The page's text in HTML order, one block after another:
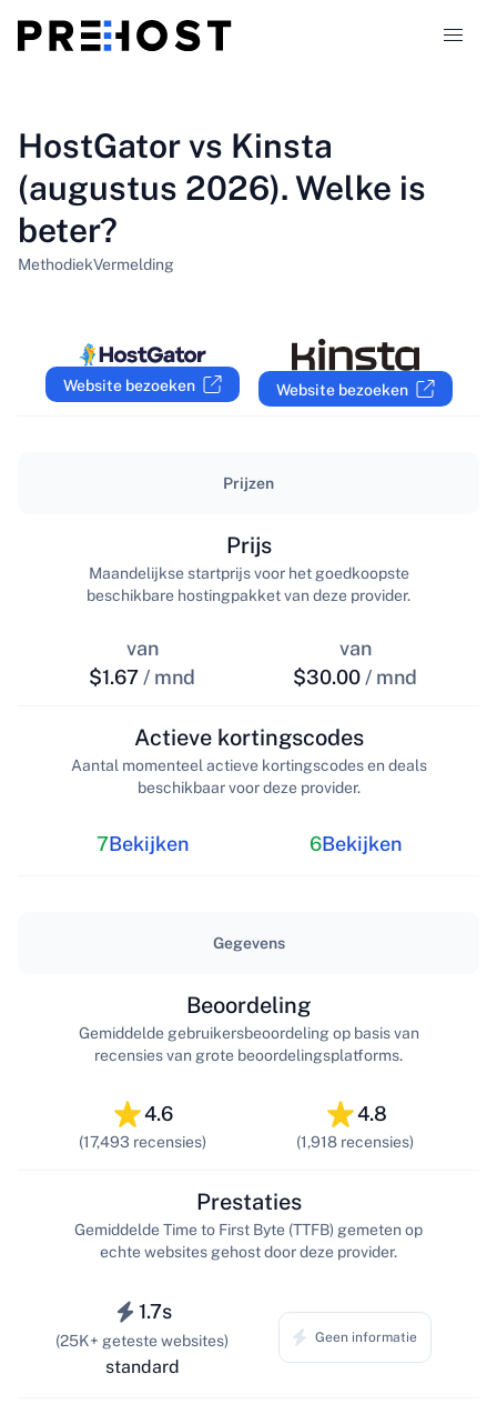
Vergelijkingen
NL
HostGator vs Kinsta
(augustus 2026). Welke is
beter?
MethodiekVermelding
Website bezoeken Website bezoeken
Prijzen
van
$1.67 / mnd
Prijs
Maandelijkse startprijs voor het goedkoopste
beschikbare hostingpakket van deze provider.
van
$30.00 / mnd
7Bekijken
Actieve kortingscodes
Aantal momenteel actieve kortingscodes en deals
beschikbaar voor deze provider.
6Bekijken
Gegevens
4.6
(17,493 recensies)
Beoordeling
Gemiddelde gebruikersbeoordeling op basis van
recensies van grote beoordelingsplatforms.
4.8
(1,918 recensies)
1.7s
(25K+ geteste websites)
standard
Prestaties
Gemiddelde Time to First Byte (TTFB) gemeten op
echte websites gehost door deze provider.
Geen informatie